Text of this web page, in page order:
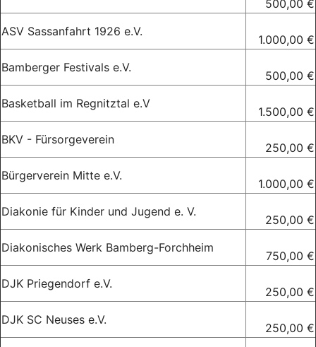
500,00 €
ASV Sassanfahrt 1926 e.V.
1.000,00 €
Bamberger Festivals e.V.
500,00 €
Basketball im Regnitztal e.V
1.500,00 €
BKV - Fürsorgeverein
250,00 €
Bürgerverein Mitte e.V.
1.000,00 €
Diakonie für Kinder und Jugend e. V.
250,00 €
Diakonisches Werk Bamberg-Forchheim
750,00 €
DJK Priegendorf e.V.
250,00 €
DJK SC Neuses e.V.
250,00 €